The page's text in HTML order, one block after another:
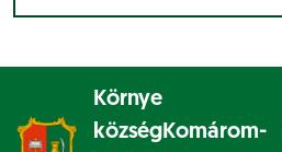
Környe
község Komárom-